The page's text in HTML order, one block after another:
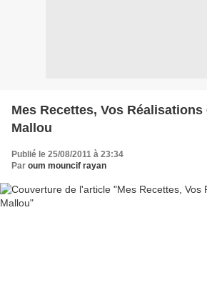
Mes Recettes, Vos Réalisations
Mallou
Publié le 25/08/2011 à 23:34
Par oum mouncif rayan